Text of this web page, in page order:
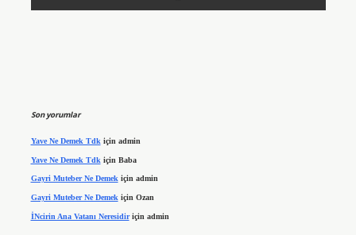
Son yorumlar
Yave Ne Demek Tdk için admin
Yave Ne Demek Tdk için Baba
Gayri Muteber Ne Demekiçin admin
Gayri Muteber Ne Demek için Ozan
İNcirin Ana Vatanı Neresidiriçin admin